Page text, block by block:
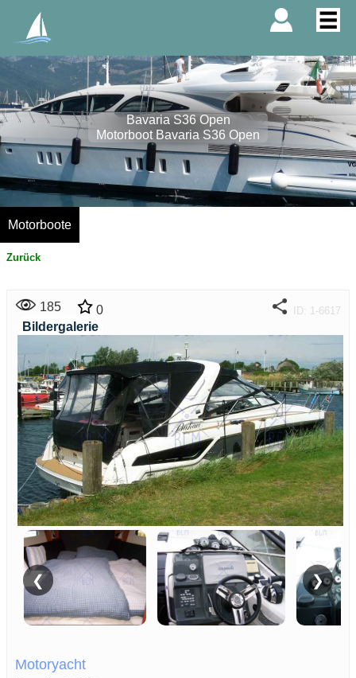
Bavaria S36 Open
Motorboot Bavaria S36 Open
Motorboote
Zurück
185 0 ID: 1-6617
Bildergalerie
❮ ❯
Motoryacht